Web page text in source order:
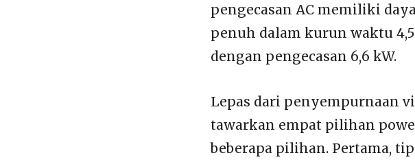
pengecasan AC memiliki
penuh dalam kurun waktu 4,5
dengan pengecasan 6,6 kW.
Lepas dari penyempurnaan
tawarkan empat pilihan
beberapa pilihan. Pertama,